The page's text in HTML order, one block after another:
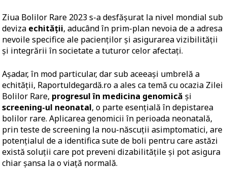
Ziua Bolilor Rare 2023 s-a desfășurat la nivel mondial sub
deviza echității, aducând în prim-plan nevoia de a adresa
nevoile specifice ale pacienților și asigurarea vizibilității
și integrării în societate a tuturor celor afectați.
Așadar, în mod particular, dar sub aceeași umbrelă a
echității, Raportuldegardă.ro a ales ca temă cu ocazia Zilei
Bolilor Rare, progresul în medicina genomică și
screening-ul neonatal, o parte esențială în depistarea
bolilor rare. Aplicarea genomicii în perioada neonatală,
prin teste de screening la nou-născuții asimptomatici, are
potențialul de a identifica sute de boli pentru care astăzi
există soluții care pot preveni dizabilitățile și pot asigura
chiar șansa la o viață normală.